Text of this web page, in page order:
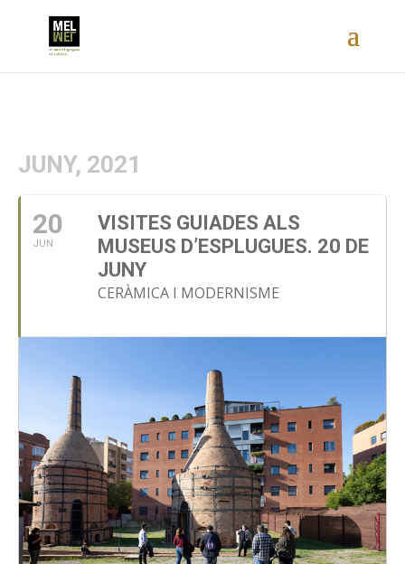
JUNY, 2021
20
JUN
VISITES GUIADES ALS
MUSEUS D’ESPLUGUES. 20 DE
JUNY
CERÀMICA I MODERNISME